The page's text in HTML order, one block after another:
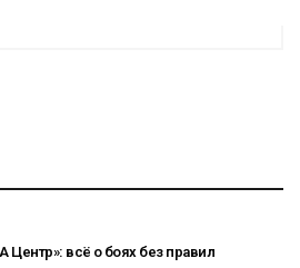
всё о боях без правил